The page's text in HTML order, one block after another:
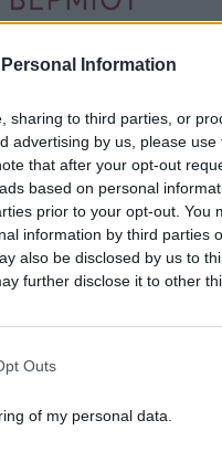
Information
sharing to third parties, or
advertising by us, please
that after your opt-out
based on personal
prior to your opt-out. You
information by third parties
also be disclosed by us to
further disclose it to other
Outs
of my personal data.
της Κοζάνης.
Πανεπιστήμιο
διδακτορικές του σπουδές